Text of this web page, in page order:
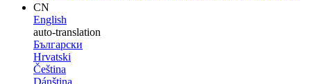
CN
English
auto-translation
Български
Hrvatski
Čeština
Dánština